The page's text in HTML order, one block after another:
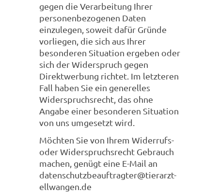
gegen die Verarbeitung Ihrer
personenbezogenen Daten
einzulegen, soweit dafür Gründe
vorliegen, die sich aus Ihrer
besonderen Situation ergeben oder
sich der Widerspruch gegen
Direktwerbung richtet. Im letzteren
Fall haben Sie ein generelles
Widerspruchsrecht, das ohne
Angabe einer besonderen Situation
von uns umgesetzt wird.
Möchten Sie von Ihrem Widerrufs-
oder Widerspruchsrecht Gebrauch
machen, genügt eine E-Mail an
datenschutzbeauftragter@tierarzt-
ellwangen.de